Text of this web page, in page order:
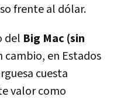
frente al dólar.
del Big Mac (sin
cambio, en Estados
cuesta
valor como